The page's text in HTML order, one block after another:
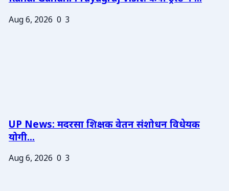
Aug 6, 2026 0 3
UP News: मदरसा शिक्षक वेतन संशोधन विधेयक
योगी...
Aug 6, 2026 0 3